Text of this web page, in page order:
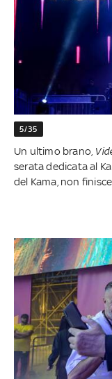
5/35
Un ultimo brano,
serata dedicata al
del Kama, non